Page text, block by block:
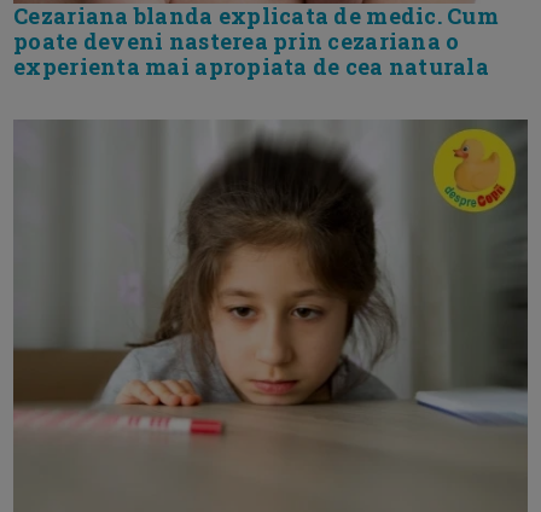
Cezariana blanda explicata de medic. Cum
poate deveni nasterea prin cezariana o
experienta mai apropiata de cea naturala